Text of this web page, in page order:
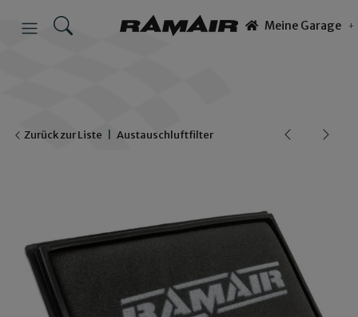
Meine Garage
Zurück zur Liste Austauschluftfilter